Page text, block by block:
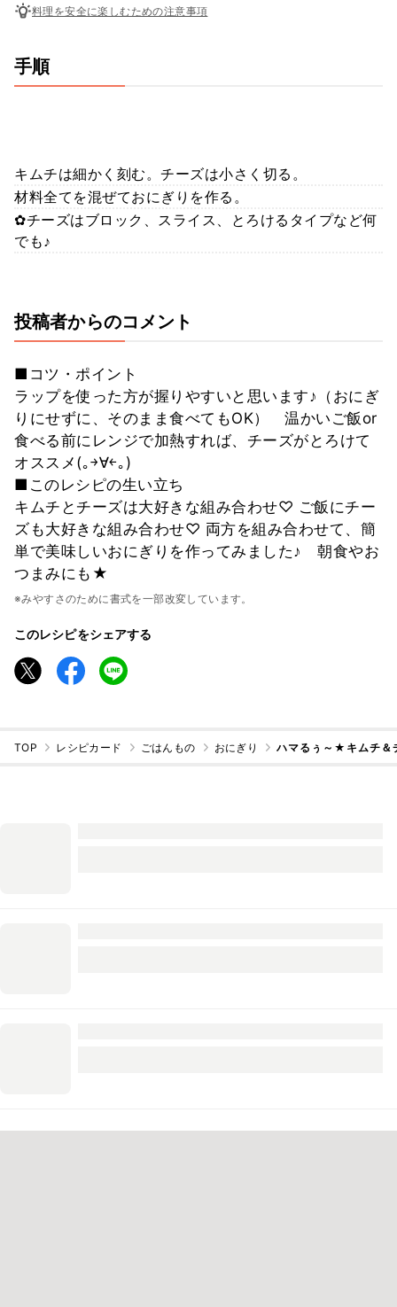
料理を安全に楽しむための注意事項
手順
キムチは細かく刻む。チーズは小さく切る。
材料全てを混ぜておにぎりを作る。
✿チーズはブロック、スライス、とろけるタイプなど何
でも♪
投稿者からのコメント
■コツ・ポイント
ラップを使った方が握りやすいと思います♪（おにぎ
りにせずに、そのまま食べてもOK） 温かいご飯or
食べる前にレンジで加熱すれば、チーズがとろけて
オススメ(｡￫∀￩｡)
■このレシピの生い立ち
キムチとチーズは大好きな組み合わせ♡ ご飯にチー
ズも大好きな組み合わせ♡ 両方を組み合わせて、簡
単で美味しいおにぎりを作ってみました♪ 朝食やお
つまみにも★
※みやすさのために書式を一部改変しています。
このレシピをシェアする
TOP レシピカード ごはんもの おにぎり ハマるぅ～★キムチ